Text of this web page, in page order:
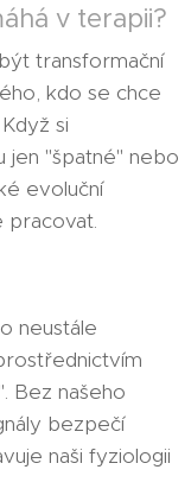
v terapii?
transformační
kdo se chce
si
jen "špatné" nebo
evoluční
pracovat.
neustále
Bez našeho
bezpečí
naši fyziologii